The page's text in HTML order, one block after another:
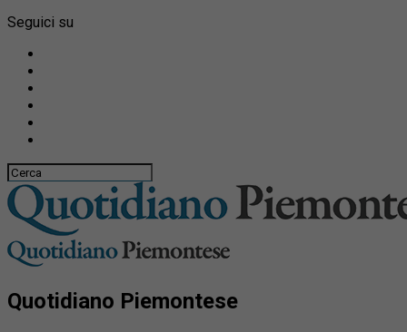
Seguici su
Quotidiano Piemontese